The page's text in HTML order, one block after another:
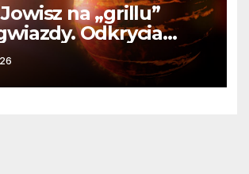
na „grillu”
Odkrycia
Webba o HD